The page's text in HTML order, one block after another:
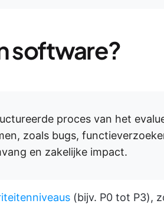
software?
proces van het
zoals bugs,
en zakelijke impact.
(bijv. P0 tot P3),